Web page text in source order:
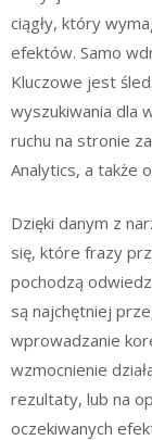
ciągły, który
efektów. Samo
Kluczowe jest
wyszukiwania dla
ruchu na stronie
Analytics, a także
Dzięki danym z
się, które frazy
pochodzą
są najchętniej
wprowadzanie
wzmocnienie
rezultaty, lub na
oczekiwanych